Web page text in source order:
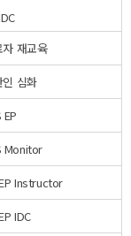
자 재교육
인 심화
EP
Monitor
Instructor
IDC